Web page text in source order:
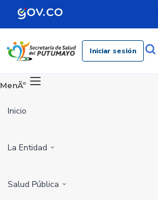
Iniciar sesión
MenÃº
Inicio
La Entidad
Salud Pública